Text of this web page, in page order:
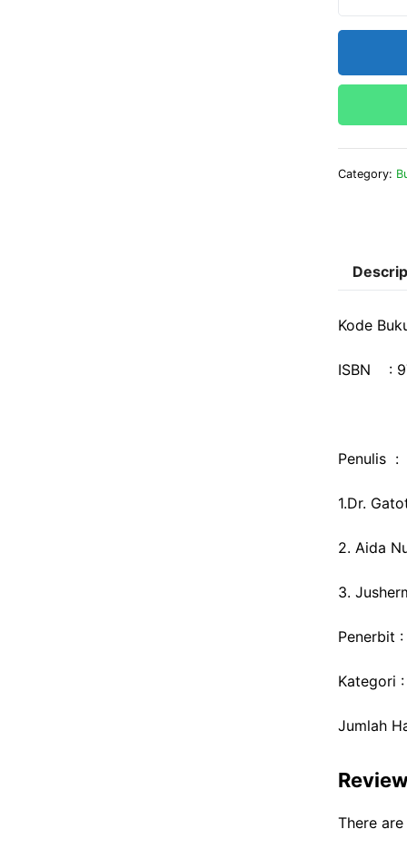
Category:
Kode
ISBN :
Penulis :
1.Dr.
2. Aida
3.
Penerbit
Kategori
Jumlah
There